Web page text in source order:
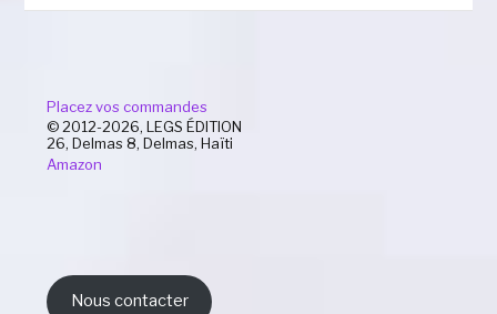
Placez vos commandes
© 2012-2026, LEGS ÉDITION
26, Delmas 8, Delmas, Haïti
Amazon
Nous contacter